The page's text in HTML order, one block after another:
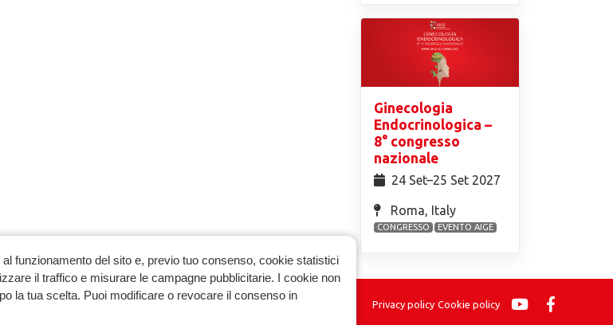
Ginecologia
Endocrinologica –
8° congresso
nazionale
24 Set⁠–25 Set 2027
Roma, Italy
CONGRESSO EVENTO AIGE
Privacy policy Cookie policy
funzionamento del sito e, previo tuo consenso, cookie statistici
il traffico e misurare le campagne pubblicitarie. I cookie non
la tua scelta. Puoi modificare o revocare il consenso in